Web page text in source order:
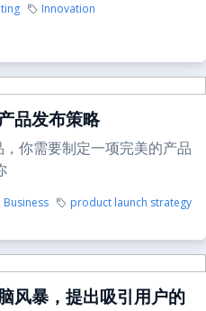
Innovation
品发布策略
你需要制定一项完美的产品
Business product launch strategy
风暴，提出吸引用户的